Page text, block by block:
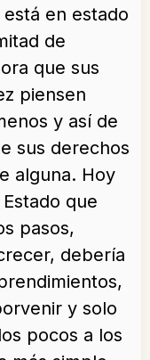
en estado
de
que sus
piensen
y así de
sus derechos
alguna. Hoy
que
pasos,
debería
y solo
pocos a los